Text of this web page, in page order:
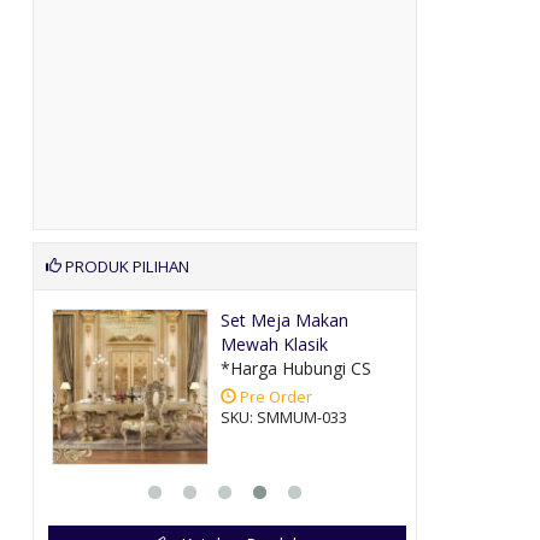
PRODUK PILIHAN
Set Meja Makan
Mewah Klasik
*Harga Hubungi CS
Pre Order
SKU: SMMUM-033